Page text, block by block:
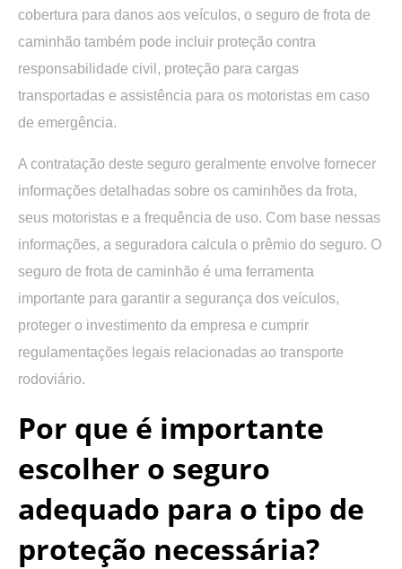
cobertura para danos aos veículos, o seguro de frota de
caminhão também pode incluir proteção contra
responsabilidade civil, proteção para cargas
transportadas e assistência para os motoristas em caso
de emergência.
A contratação deste seguro geralmente envolve fornecer
informações detalhadas sobre os caminhões da frota,
seus motoristas e a frequência de uso. Com base nessas
informações, a seguradora calcula o prêmio do seguro. O
seguro de frota de caminhão é uma ferramenta
importante para garantir a segurança dos veículos,
proteger o investimento da empresa e cumprir
regulamentações legais relacionadas ao transporte
rodoviário.
Por que é importante
escolher o seguro
adequado para o tipo de
proteção necessária?